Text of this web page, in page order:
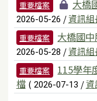
重要檔案 大橋
2026-05-26 /資訊組
重要檔案 大橋國
2026-05-28 /資訊組
重要檔案 115學年
檔 ( 2026-07-13 /資